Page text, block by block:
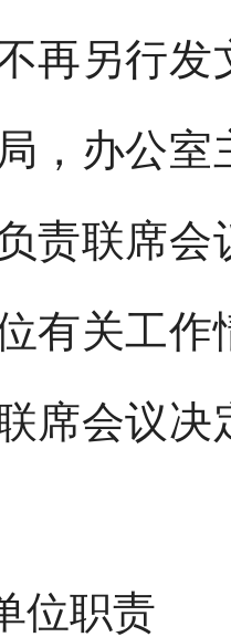
再另行
，办公
责联席
有关工
席会议
位职责